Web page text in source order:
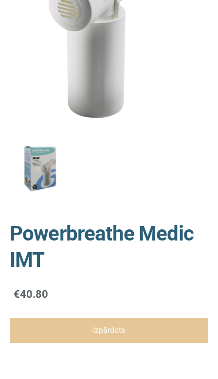
Powerbreathe Medic
IMT
€40.80
Izpārdots